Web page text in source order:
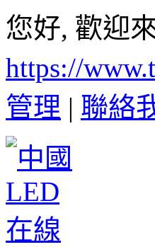
您好, 歡迎
https://
管理 | 聯絡